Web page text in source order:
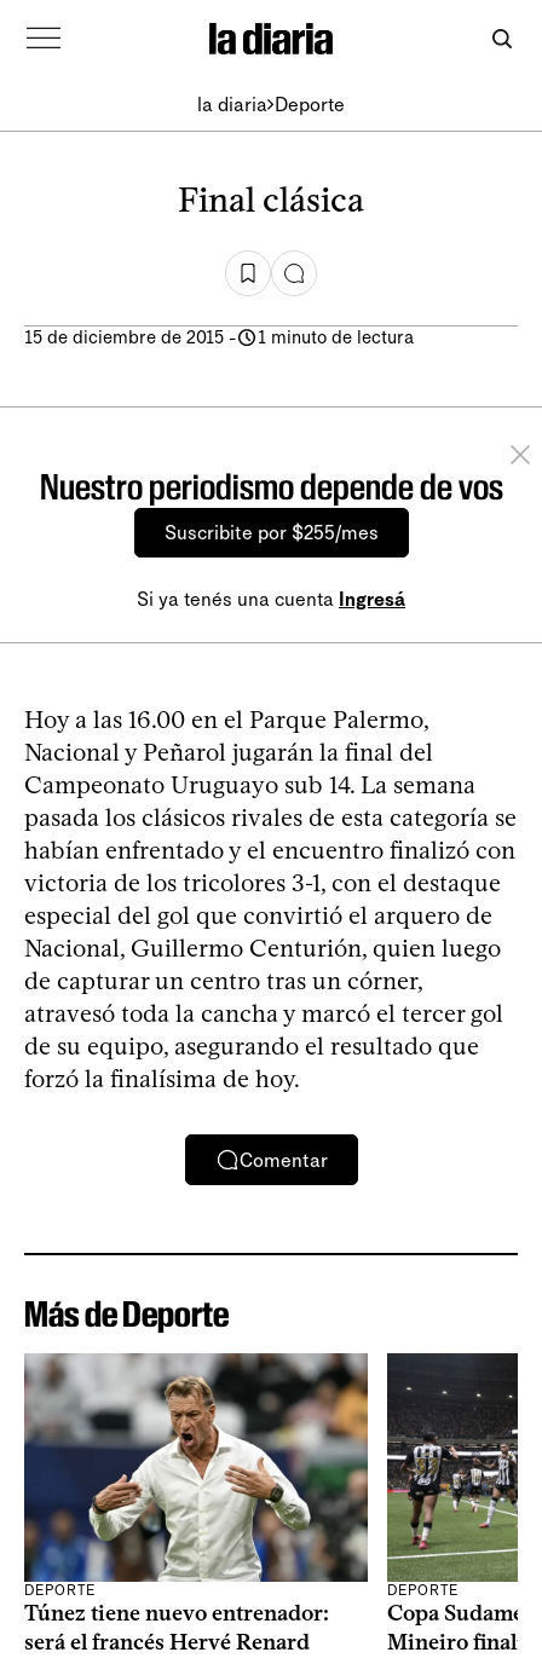
la diaria Deporte
Final clásica
15 de diciembre de 2015 - 1 minuto de lectura
Nuestro periodismo depende de vos
Suscribite por $255/mes
Si ya tenés una cuenta Ingresá
Hoy a las 16.00 en el Parque Palermo,
Nacional y Peñarol jugarán la final del
Campeonato Uruguayo sub 14. La semana
pasada los clásicos rivales de esta categoría se
habían enfrentado y el encuentro finalizó con
victoria de los tricolores 3-1, con el destaque
especial del gol que convirtió el arquero de
Nacional, Guillermo Centurión, quien luego
de capturar un centro tras un córner,
atravesó toda la cancha y marcó el tercer gol
de su equipo, asegurando el resultado que
forzó la finalísima de hoy.
Comentar
Más de Deporte
DEPORTE
Túnez tiene nuevo entrenador:
será el francés Hervé Renard
DEPORTE
Copa
Mineiro